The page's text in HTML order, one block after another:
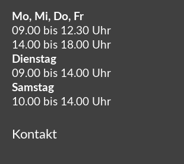
Mo, Mi, Do, Fr
09.00 bis 12.30 Uhr
14.00 bis 18.00 Uhr
Dienstag
09.00 bis 14.00 Uhr
Samstag
10.00 bis 14.00 Uhr
Kontakt